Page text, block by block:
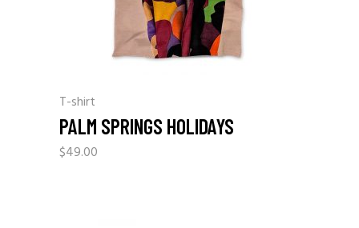
T-shirt
PALM SPRINGS HOLIDAYS
$49.00